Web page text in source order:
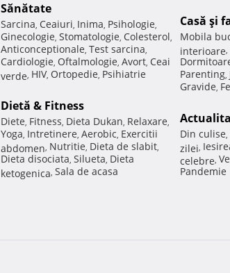
Sănătate
Sarcina, Ceaiuri, Inima, Psihologie,
Ginecologie, Stomatologie, Colesterol,
Anticonceptionale, Test sarcina,
Cardiologie, Oftalmologie, Avort, Ceai
verde, HIV, Ortopedie, Psihiatrie
Dietă & Fitness
Diete, Fitness, Dieta Dukan, Relaxare,
Yoga, Intretinere, Aerobic, Exercitii
abdomen, Nutritie, Dieta de slabit,
Dieta disociata, Silueta, Dieta
ketogenica, Sala de acasa
Casă şi
Mobila
interioare,
Parenting,
Gravide,
Din culise,
zilei,
celebre,
Pandemie